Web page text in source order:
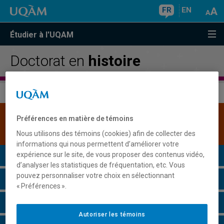
FR EN
Étudier à l'UQAM
Doctorat en histoire
Une version plus récente de ce programme est
disponible. Cliquez ici pour la consulter
Présentation du programme
Conditions d'admission
Cours à suivre et horaires
Préférences en matière de témoins
Nous utilisons des témoins (cookies) afin de collecter des
informations qui nous permettent d’améliorer votre
expérience sur le site, de vous proposer des contenus vidéo,
d’analyser les statistiques de fréquentation, etc. Vous
pouvez personnaliser votre choix en sélectionnant
« Préférences ».
Autoriser les témoins